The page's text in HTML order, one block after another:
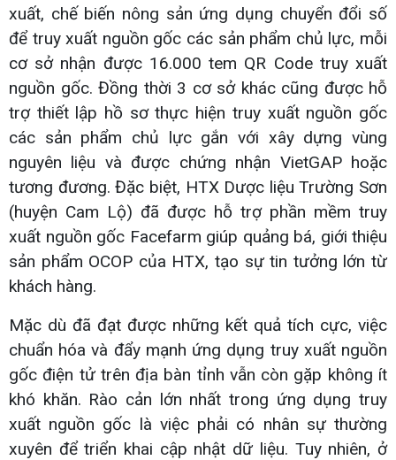
xuất, chế biến nông sản ứng dụng chuyển đổi số
để truy xuất nguồn gốc các sản phẩm chủ lực, mỗi
cơ sở nhận được 16.000 tem QR Code truy xuất
nguồn gốc. Đồng thời 3 cơ sở khác cũng được hỗ
trợ thiết lập hồ sơ thực hiện truy xuất nguồn gốc
các sản phẩm chủ lực gắn với xây dựng vùng
nguyên liệu và được chứng nhận VietGAP hoặc
tương đương. Đặc biệt, HTX Dược liệu Trường Sơn
(huyện Cam Lộ) đã được hỗ trợ phần mềm truy
xuất nguồn gốc Facefarm giúp quảng bá, giới thiệu
sản phẩm OCOP của HTX, tạo sự tin tưởng lớn từ
khách hàng.
Mặc dù đã đạt được những kết quả tích cực, việc
chuẩn hóa và đẩy mạnh ứng dụng truy xuất nguồn
gốc điện tử trên địa bàn tỉnh vẫn còn gặp không ít
khó khăn. Rào cản lớn nhất trong ứng dụng truy
xuất nguồn gốc là việc phải có nhân sự thường
xuyên để triển khai cập nhật dữ liệu. Tuy nhiên, ở